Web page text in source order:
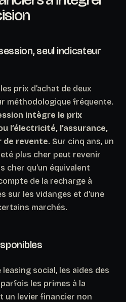
seul indicateur
prix d’achat de deux
méthodologique fréquente.
intègre le prix
l’électricité, l’assurance,
de revente. Sur cinq ans, un
plus cher peut revenir
cher qu’un équivalent
de la recharge à
sur les vidanges et d’une
marchés.
leasing social, les aides des
les primes à la
un levier financier non